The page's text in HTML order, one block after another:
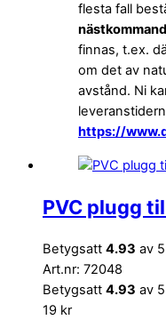
flesta fall
finnas, t.ex.
om det av
avstånd. Ni
https://
PVC plugg
Betygsatt 4.93 av 5
Art.nr: 72048
Betygsatt 4.93 av 5
19 kr